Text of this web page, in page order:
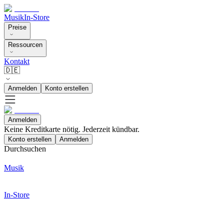
MusikIn-Store
Preise
Ressourcen
Kontakt
🇩🇪
Anmelden Konto erstellen
Anmelden
Keine Kreditkarte nötig. Jederzeit kündbar.
Konto erstellen Anmelden
Durchsuchen
Musik
In-Store